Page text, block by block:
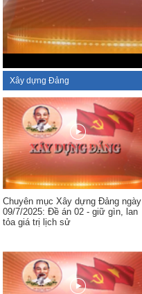
Xây dựng Đảng
Chuyên mục Xây dựng Đảng ngày
09/7/2025: Đề án 02 - giữ gìn, lan
tỏa giá trị lịch sử